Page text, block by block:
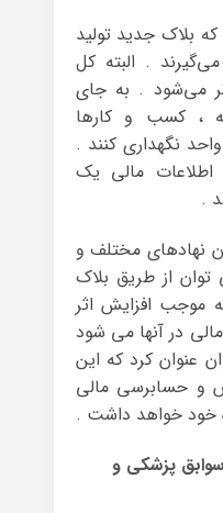
که بلاک جدید تولید
. البته کل
می‌شود . به جای
، کسب و کارها
نگهداری کنند .
اطلاعات مالی یک
.
نهادهای مختلف و
توان از طریق بلاک
موجب افزایش اثر
در آنها می شود
عنوان کرد که این
و حسابرسی مالی
خود خواهد داشت .
سوابق پزشکی و